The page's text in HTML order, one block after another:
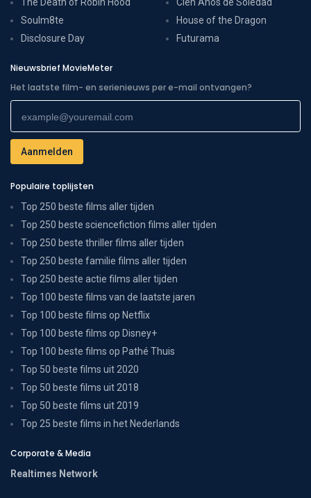
Soulm8te
Disclosure Day
House of the Dragon
Futurama
Nieuwsbrief MovieMeter
Het laatste film- en serienieuws per e-mail ontvangen?
Populaire toplijsten
Top 250 beste films aller tijden
Top 250 beste sciencefiction films aller tijden
Top 250 beste thriller films aller tijden
Top 250 beste familie films aller tijden
Top 250 beste actie films aller tijden
Top 100 beste films van de laatste jaren
Top 100 beste films op Netflix
Top 100 beste films op Disney+
Top 100 beste films op Pathé Thuis
Top 50 beste films uit 2020
Top 50 beste films uit 2018
Top 50 beste films uit 2019
Top 25 beste films in het Nederlands
Corporate & Media
Realtimes Network